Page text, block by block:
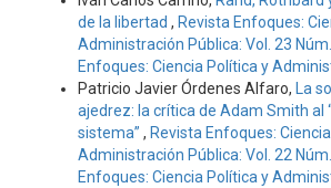
de la libertad , Revista Enfoques:
Administración Pública: Vol. 23
Enfoques: Ciencia Política y
Patricio Javier Órdenes Alfaro,
La
ajedrez: la crítica de Adam Smith al
sistema” , Revista Enfoques:
Administración Pública: Vol. 22
Enfoques: Ciencia Política y